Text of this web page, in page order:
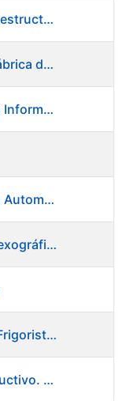
FC 03/26 - Responsable de Infraestructuras de TI
OE 03/26 - Oficial 2º de Telas. Fábrica de Papel
OE 20/25 - Analista de Procesos Informáticos
OE 42/24 - Almacenero Almacén Automático
OE 28/25 - Oficial 2ª Máquina Flexográfica y Finalizado
OE 06/26 - Oficial 1ª Calefactor Frigorista. Fábrica de Papel
OE 25/25 - Jefe de Control Productivo. Fábrica de Papel